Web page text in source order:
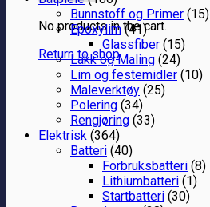
No products in the cart.
Return to shop
Bunnstoff og Primer (15)
Epoxylim (41)
Glassfiber (15)
Lakk og Maling (24)
Lim og festemidler (10)
Maleverktøy (25)
Polering (34)
Rengjøring (33)
Elektrisk (364)
Batteri (40)
Forbruksbatteri (8)
Lithiumbatteri (1)
Startbatteri (30)